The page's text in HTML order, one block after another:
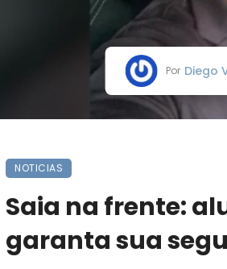
Por Diego
NOTICIAS
Saia na frente:
garanta sua